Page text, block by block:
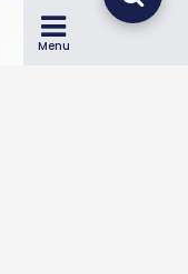
Menu